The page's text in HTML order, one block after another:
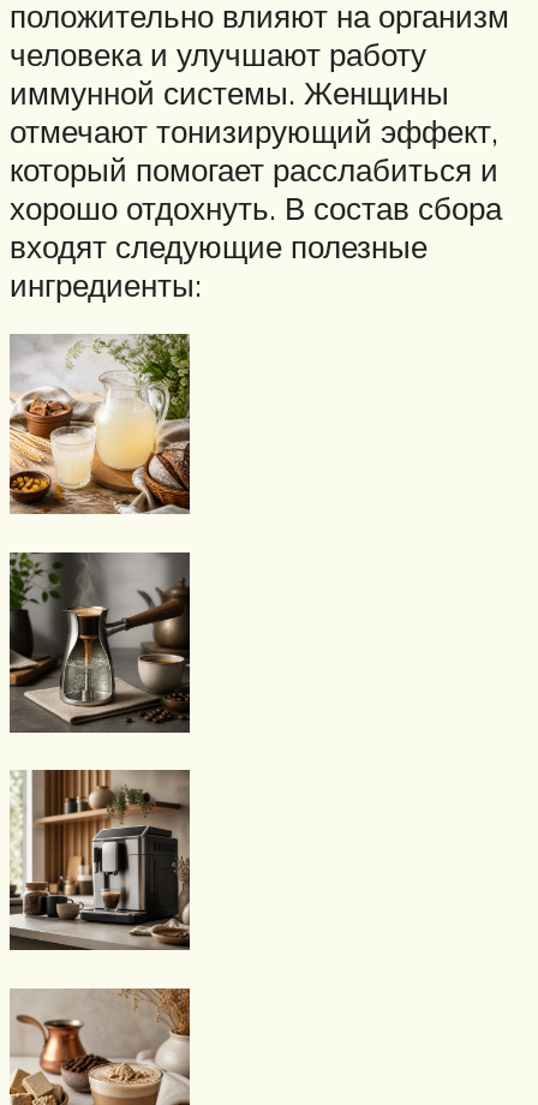
положительно влияют на организм
человека и улучшают работу
иммунной системы. Женщины
отмечают тонизирующий эффект,
который помогает расслабиться и
хорошо отдохнуть. В состав сбора
входят следующие полезные
ингредиенты: